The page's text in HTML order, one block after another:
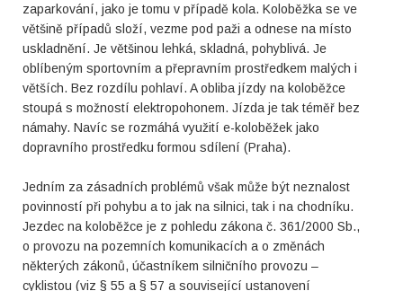
zaparkování, jako je tomu v případě kola. Koloběžka se ve
většině případů složí, vezme pod paži a odnese na místo
uskladnění. Je většinou lehká, skladná, pohyblivá. Je
oblíbeným sportovním a přepravním prostředkem malých i
větších. Bez rozdílu pohlaví. A obliba jízdy na koloběžce
stoupá s možností elektropohonem. Jízda je tak téměř bez
námahy. Navíc se rozmáhá využití e-koloběžek jako
dopravního prostředku formou sdílení (Praha).
Jedním za zásadních problémů však může být neznalost
povinností při pohybu a to jak na silnici, tak i na chodníku.
Jezdec na koloběžce je z pohledu zákona č. 361/2000 Sb.,
o provozu na pozemních komunikacích a o změnách
některých zákonů, účastníkem silničního provozu –
cyklistou (viz § 55 a § 57 a související ustanovení